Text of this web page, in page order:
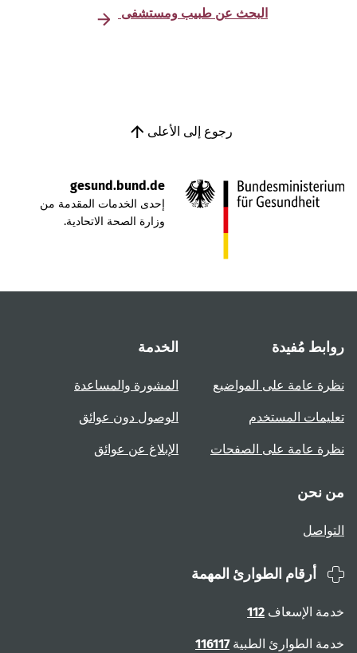
البحث عن طبيب ومستشفى
رجوع إلى الأعلى
gesund.bund.de
إحدى الخدمات المقدمة من
وزارة الصحة الاتحادية.
مُفيدة
عامة على المواضيع
المستخدم
عامة على الصفحات
الخدمة
المشورة والمساعدة
الوصول دون عوائق
الإبلاغ عن عوائق
نحن
أرقام الطوارئ المهمة
الإسعاف112
الطوارئ الطبية116117